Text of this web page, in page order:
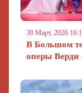
30 Март, 2026
В Большом
оперы Верди